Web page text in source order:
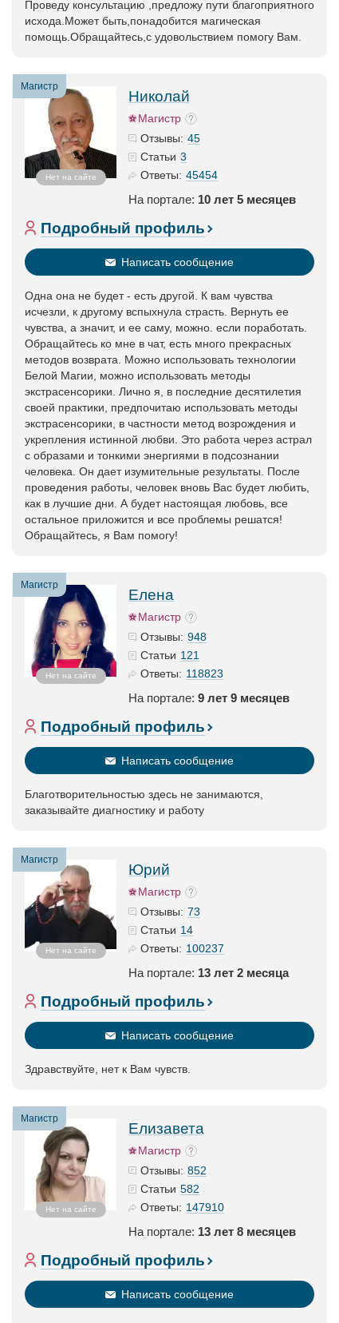
Проведу консультацию ,предложу пути благоприятного
исхода.Может быть,понадобится магическая
помощь.Обращайтесь,с удовольствием помогу Вам.
Магистр
Нет на сайте
Николай
Магистр
Отзывы: 45
Статьи 3
Ответы: 45454
На портале: 10 лет 5 месяцев
Подробный профиль
Написать сообщение
Одна она не будет - есть другой. К вам чувства
исчезли, к другому вспыхнула страсть. Вернуть ее
чувства, а значит, и ее саму, можно. если поработать.
Обращайтесь ко мне в чат, есть много прекрасных
методов возврата. Можно использовать технологии
Белой Магии, можно использовать методы
экстрасенсорики. Лично я, в последние десятилетия
своей практики, предпочитаю использовать методы
экстрасенсорики, в частности метод возрождения и
укрепления истинной любви. Это работа через астрал
с образами и тонкими энергиями в подсознании
человека. Он дает изумительные результаты. После
проведения работы, человек вновь Вас будет любить,
как в лучшие дни. А будет настоящая любовь, все
остальное приложится и все проблемы решатся!
Обращайтесь, я Вам помогу!
Магистр
Нет на сайте
Елена
Магистр
Отзывы: 948
Статьи 121
Ответы: 118823
На портале: 9 лет 9 месяцев
Подробный профиль
Написать сообщение
Благотворительностью здесь не занимаются,
заказывайте диагностику и работу
Магистр
Нет на сайте
Юрий
Магистр
Отзывы: 73
Статьи 14
Ответы: 100237
На портале: 13 лет 2 месяца
Подробный профиль
Написать сообщение
Здравствуйте, нет к Вам чувств.
Магистр
Нет на сайте
Елизавета
Магистр
Отзывы: 852
Статьи 582
Ответы: 147910
На портале: 13 лет 8 месяцев
Подробный профиль
Написать сообщение